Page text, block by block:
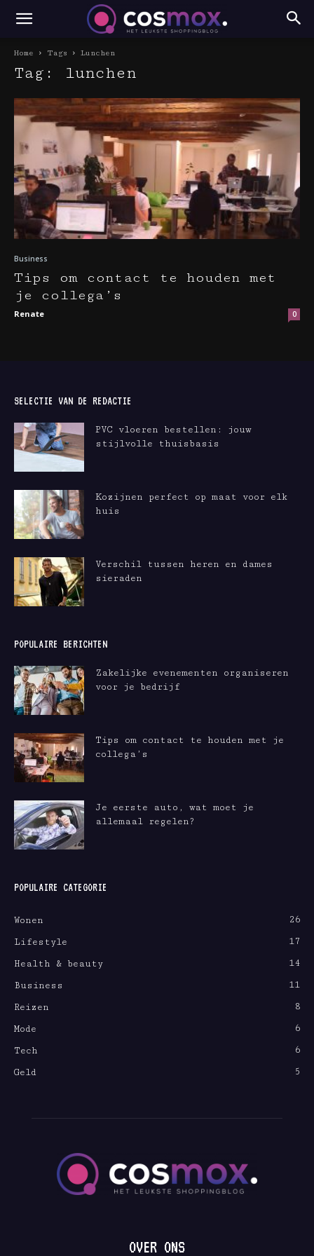
Home Tags Lunchen
Tag: lunchen
Business
Tips om contact te houden met
je collega’s
Renate 0
SELECTIE VAN DE REDACTIE
PVC vloeren bestellen: jouw
stijlvolle thuisbasis
Kozijnen perfect op maat voor elk
huis
Verschil tussen heren en dames
sieraden
POPULAIRE BERICHTEN
Zakelijke evenementen organiseren
voor je bedrijf
Tips om contact te houden met je
collega’s
Je eerste auto, wat moet je
allemaal regelen?
POPULAIRE CATEGORIE
Wonen
26
Lifestyle
17
Health & beauty
14
Business
11
Reizen
8
Mode
6
Tech
6
Geld
5
OVER ONS